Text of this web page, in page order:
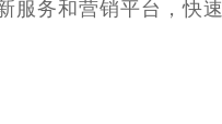
服务和营销平台，快速